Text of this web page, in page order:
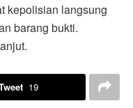
kepolisian langsung
barang bukti.
19